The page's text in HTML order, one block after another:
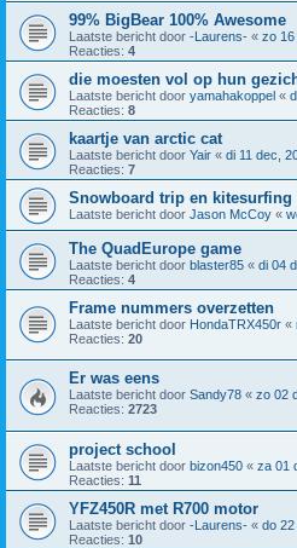
99% BigBear 100% Awesome
Laatste bericht door -Laurens- « zo 16
Reacties: 4
die moesten vol op hun
Laatste bericht door yamahakoppel «
Reacties: 8
kaartje van arctic cat
Laatste bericht door Yair « di 11 dec,
Reacties: 7
Snowboard trip en kitesurfing
Laatste bericht door Jason McCoy «
The QuadEurope game
Laatste bericht door blaster85 « di 04
Reacties: 4
Frame nummers overzetten
Laatste bericht door HondaTRX450r «
Reacties: 20
Er was eens
Laatste bericht door Sandy78 « zo 02
Reacties: 2723
project school
Laatste bericht door bizon450 « za 01
Reacties: 11
YFZ450R met R700 motor
Laatste bericht door -Laurens- « do 22
Reacties: 10